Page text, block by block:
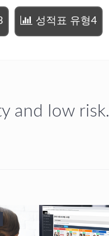
성적표 유형4
and low risk.